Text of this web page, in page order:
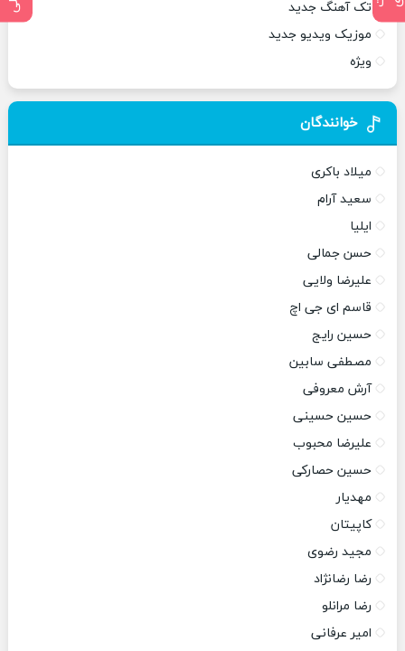
تک آهنگ جدید
موزیک ویدیو جدید
ویژه
خوانندگان
میلاد باکری
سعید آرام
ایلیا
حسن جمالی
علیرضا ولایی
قاسم ای جی اچ
حسین رایج
مصطفی سابین
آرش معروفی
حسین حسینی
علیرضا محبوب
حسین حصارکی
مهدیار
کاپیتان
مجید رضوی
رضا رضانژاد
رضا مرانلو
امیر عرفانی